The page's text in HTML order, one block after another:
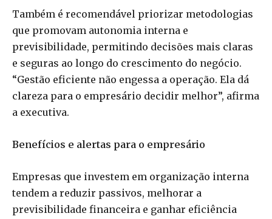
Também é recomendável priorizar metodologias
que promovam autonomia interna e
previsibilidade, permitindo decisões mais claras
e seguras ao longo do crescimento do negócio.
“Gestão eficiente não engessa a operação. Ela dá
clareza para o empresário decidir melhor”, afirma
a executiva.
Benefícios e alertas para o empresário
Empresas que investem em organização interna
tendem a reduzir passivos, melhorar a
previsibilidade financeira e ganhar eficiência